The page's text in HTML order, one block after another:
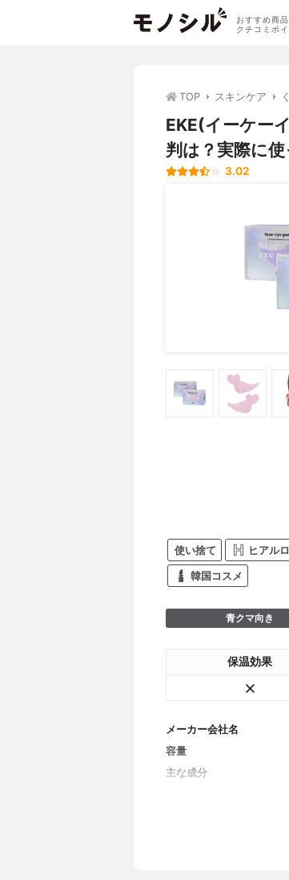
おすすめ商
クチコミポ
TOP スキンケア
EKE(イーケー
判は？実際に
3.02
使い捨て ヒアル
韓国コスメ
青クマ向き
保温効果
メーカー会社名
容量
主な成分